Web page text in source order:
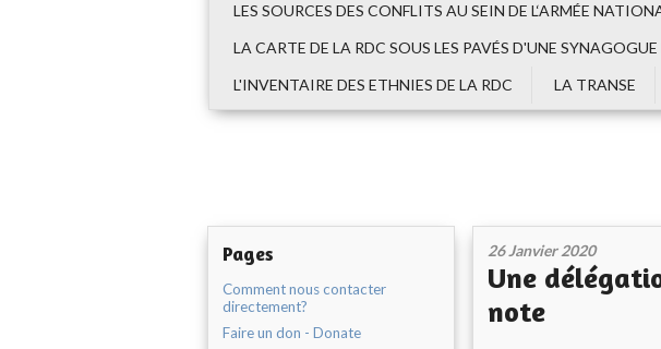
LES SOURCES DES CONFLITS AU SEIN DE L‘ARMÉE
LA CARTE DE LA RDC SOUS LES PAVÉS D'UNE SYNAGOGUE
L'INVENTAIRE DES ETHNIES DE LA RDC
LA TRANSE
Pages
Comment nous contacter
directement?
Faire un don - Donate
26 Janvier 2020
Une
note